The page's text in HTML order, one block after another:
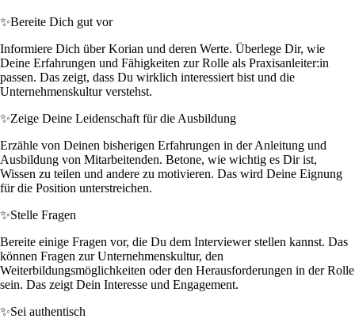
✨Bereite Dich gut vor
Informiere Dich über Korian und deren Werte. Überlege Dir, wie
Deine Erfahrungen und Fähigkeiten zur Rolle als Praxisanleiter:in
passen. Das zeigt, dass Du wirklich interessiert bist und die
Unternehmenskultur verstehst.
✨Zeige Deine Leidenschaft für die Ausbildung
Erzähle von Deinen bisherigen Erfahrungen in der Anleitung und
Ausbildung von Mitarbeitenden. Betone, wie wichtig es Dir ist,
Wissen zu teilen und andere zu motivieren. Das wird Deine Eignung
für die Position unterstreichen.
✨Stelle Fragen
Bereite einige Fragen vor, die Du dem Interviewer stellen kannst. Das
können Fragen zur Unternehmenskultur, den
Weiterbildungsmöglichkeiten oder den Herausforderungen in der Rolle
sein. Das zeigt Dein Interesse und Engagement.
✨Sei authentisch